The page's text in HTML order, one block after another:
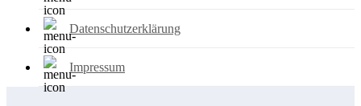
Datenschutzerklärung
Impressum